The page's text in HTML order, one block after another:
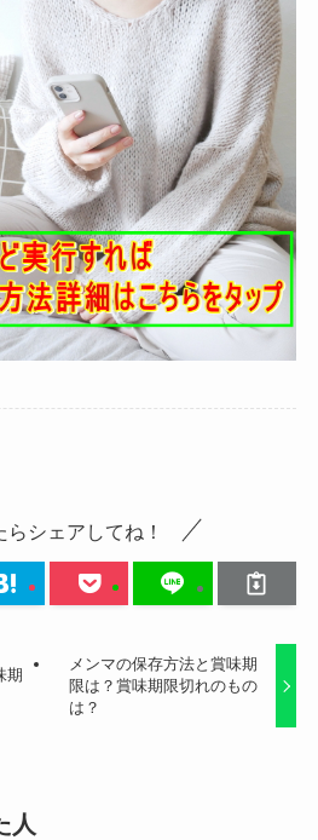
らシェアしてね！
期
メンマの保存方法と賞味期
限は？賞味期限切れのもの
は？
人